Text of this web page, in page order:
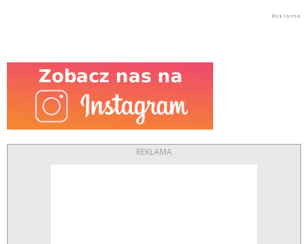
REKLAMA